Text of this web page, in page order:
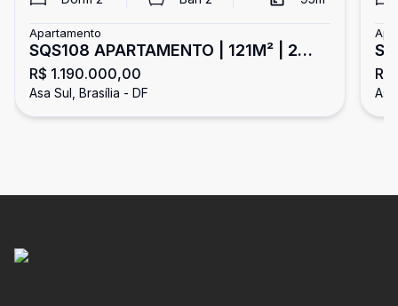
Apartamento
SQS108 APARTAMENTO | 121M² | 2
QUARTOS COM ARMÁRIOS I
ESCRITÓRIO | ANDAR ALTO | VISTA
R$ 1.190.000,00
Asa Sul, Brasília - DF
-